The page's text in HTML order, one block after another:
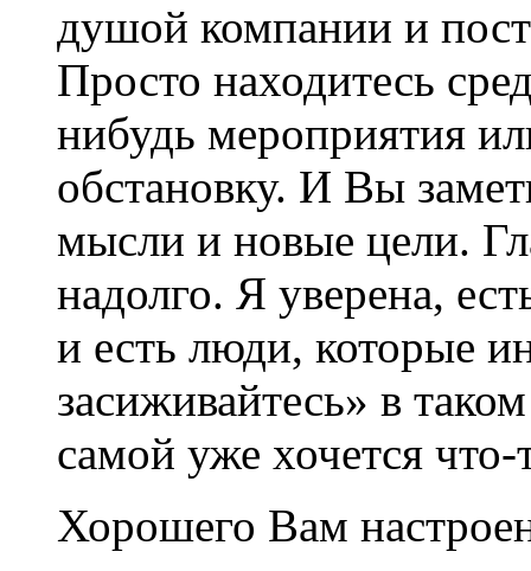
душой компании и
Просто находитесь
нибудь мероприятия
обстановку. И Вы
мысли и новые цели.
надолго. Я уверена,
и есть люди, которые
засиживайтесь» в
самой уже хочется
Хорошего Вам